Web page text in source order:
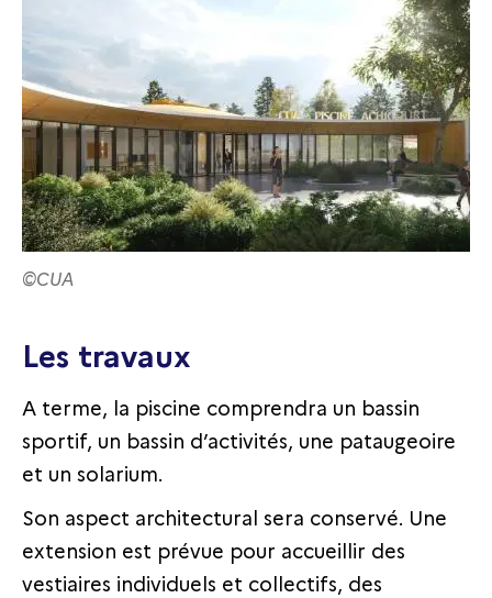
©CUA
Les travaux
A terme, la piscine comprendra un bassin
sportif, un bassin d’activités, une pataugeoire
et un solarium.
Son aspect architectural sera conservé. Une
extension est prévue pour accueillir des
vestiaires individuels et collectifs, des